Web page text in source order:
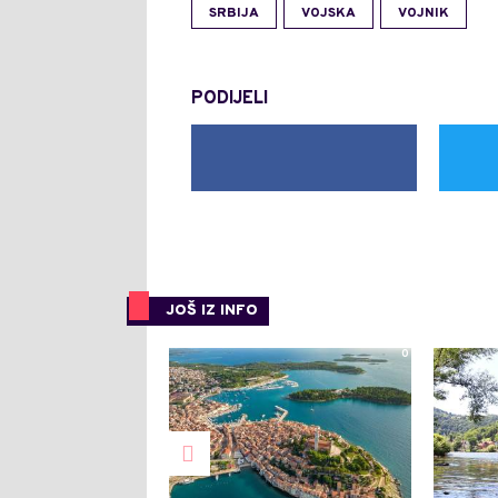
SRBIJA VOJSKA VOJNIK
PODIJELI
JOŠ IZ INFO
0